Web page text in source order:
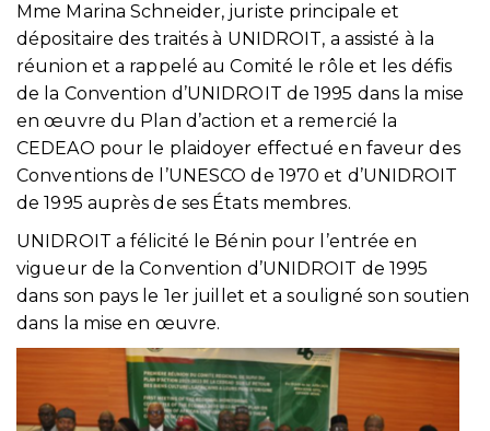
Mme Marina Schneider, juriste principale et
dépositaire des traités à UNIDROIT, a assisté à la
réunion et a rappelé au Comité le rôle et les défis
de la Convention d’UNIDROIT de 1995 dans la mise
en œuvre du Plan d’action et a remercié la
CEDEAO pour le plaidoyer effectué en faveur des
Conventions de l’UNESCO de 1970 et d’UNIDROIT
de 1995 auprès de ses États membres.
UNIDROIT a félicité le Bénin pour l’entrée en
vigueur de la Convention d’UNIDROIT de 1995
dans son pays le 1er juillet et a souligné son soutien
dans la mise en œuvre.